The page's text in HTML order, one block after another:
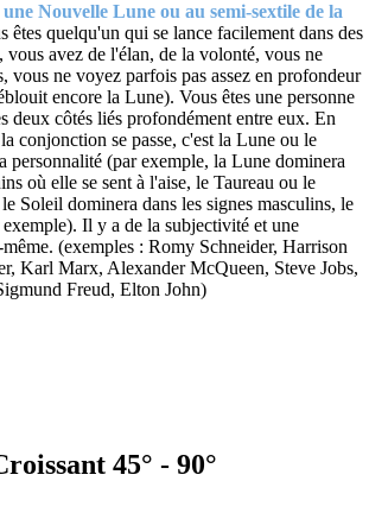
une Nouvelle Lune ou au semi-sextile de la
êtes quelqu'un qui se lance facilement dans des
vous avez de l'élan, de la volonté, vous ne
vous ne voyez parfois pas assez en profondeur
encore la Lune). Vous êtes une personne
deux côtés liés profondément entre eux. En
conjonction se passe, c'est la Lune ou le
personnalité (par exemple, la Lune dominera
où elle se sent à l'aise, le Taureau ou le
Soleil dominera dans les signes masculins, le
Il y a de la subjectivité et une
(exemples : Romy Schneider, Harrison
Karl Marx, Alexander McQueen, Steve Jobs,
Freud, Elton John)
45° - 90°